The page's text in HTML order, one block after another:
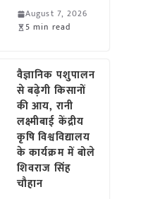
August 7, 2026
5 min read
वैज्ञानिक पशुपालन
से बढ़ेगी किसानों
की आय, रानी
लक्ष्मीबाई केंद्रीय
कृषि विश्वविद्यालय
के कार्यक्रम में बोले
शिवराज सिंह
चौहान